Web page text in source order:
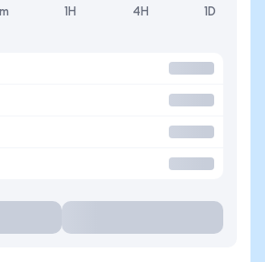
1H 4H 1D